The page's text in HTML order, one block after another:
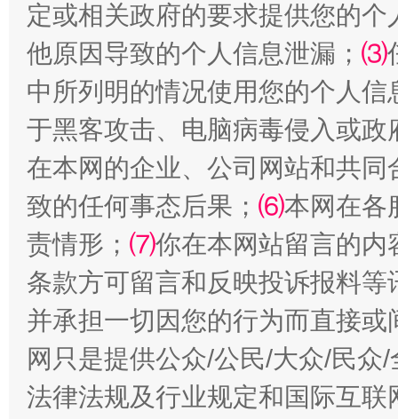
全民健身五年计划来了！等你上场
定或相关政府的要求提供您的个
他原因导致的个人信息泄漏； ⑶
中所列明的情况使用您的个人
于黑客攻击、电脑病毒侵入或
在本网的企业、公司网站和共
致的任何事态后果； ⑹本网在各
责情形； ⑺你在本网站留言的内
条款方可留言和反映投诉报料
并承担一切因您的行为而直接
网只是提供公众/公民/大众/民
法律法规及行业规定和国际互